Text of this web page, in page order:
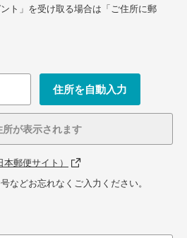
ト」を受け取る場合は「ご住所に郵
郵便サイト）
などお忘れなくご入力ください。